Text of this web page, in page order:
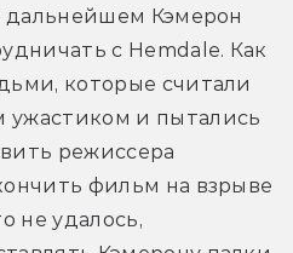
дальнейшем Кэмерон
с Hemdale. Как
которые считали
и пытались
режиссера
фильм на взрыве
не удалось,